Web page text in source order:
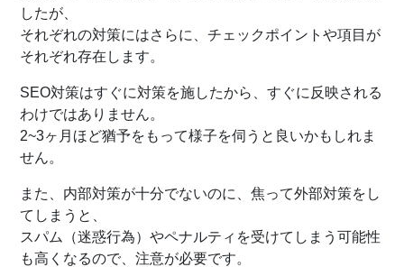
したが、
それぞれの対策にはさらに、チェックポイントや項目が
それぞれ存在します。
SEO対策はすぐに対策を施したから、すぐに反映される
わけではありません。
2~3ヶ月ほど猶予をもって様子を伺うと良いかもしれま
せん。
また、内部対策が十分でないのに、焦って外部対策をし
てしまうと、
スパム（迷惑行為）やペナルティを受けてしまう可能性
も高くなるので、注意が必要です。